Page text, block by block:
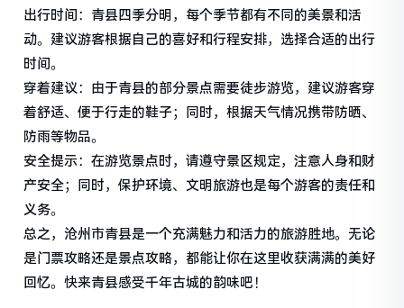
出行时间：青县四季分明，每个季节都有不同的美景和活
动。建议游客根据自己的喜好和行程安排，选择合适的出行
时间。
穿着建议：由于青县的部分景点需要徒步游览，建议游客穿
着舒适、便于行走的鞋子；同时，根据天气情况携带防晒、
防雨等物品。
安全提示：在游览景点时，请遵守景区规定，注意人身和财
产安全；同时，保护环境、文明旅游也是每个游客的责任和
义务。
总之，沧州市青县是一个充满魅力和活力的旅游胜地。无论
是门票攻略还是景点攻略，都能让你在这里收获满满的美好
回忆。快来青县感受千年古城的韵味吧！